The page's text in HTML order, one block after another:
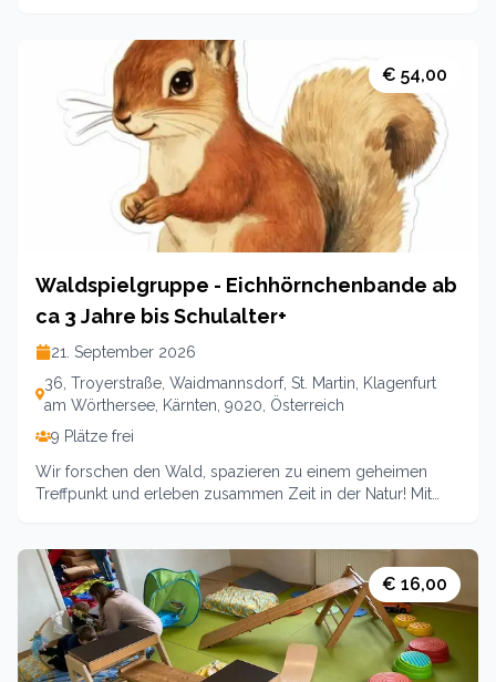
Wickeln und Stillen sowie Bewegungsräume für die kleinen
Besucher die schon die Welt entdecken möchten.Leitung:
Sina LamprechtUnkostenbeitrag inklusive Snacks u Kaffee
7,- EURO pro Familie
€ 54,00
Waldspielgruppe - Eichhörnchenbande ab
ca 3 Jahre bis Schulalter+
21. September 2026
36, Troyerstraße, Waidmannsdorf, St. Martin, Klagenfurt
am Wörthersee, Kärnten, 9020, Österreich
9 Plätze frei
Wir forschen den Wald, spazieren zu einem geheimen
Treffpunkt und erleben zusammen Zeit in der Natur! Mit
Getränke bitte mitbringen!Jeder Termin ein eigener
Schwerpunkt! Geschwisterkinder ab 2 Jahren zahlen
denhalben Preis. Jüngere Tragekinder willkommen!Termin:
4 TreffenStart 21.9.. 2026 jeweils von 15.00 - 16.30 Uhr, 4
Treffen!!!Ort: Parkplatz ENDE Dr. Primus Lessiak Weg /
Kreuzbergl / St. MartinKosten: 54 EuroLeitung: Andrea
€ 16,00